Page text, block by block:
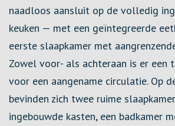
naadloos aansluit op de volledig
keuken — met een geïntegreerde
eerste slaapkamer met
Zowel voor- als achteraan is er een
voor een aangename circulatie. Op
bevinden zich twee ruime
ingebouwde kasten, een badkamer